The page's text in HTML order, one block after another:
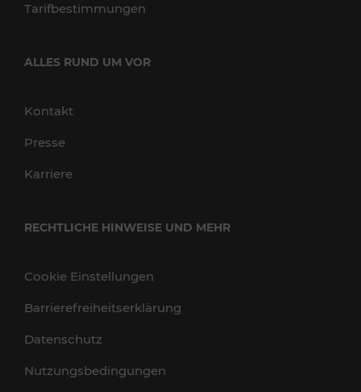
Tarifbestimmungen
ALLES RUND UM VOR
Kontakt
Presse
Karriere
RECHTLICHE HINWEISE UND MEHR
Cookie Einstellungen
Barrierefreiheitserklärung
Datenschutz
Nutzungsbedingungen